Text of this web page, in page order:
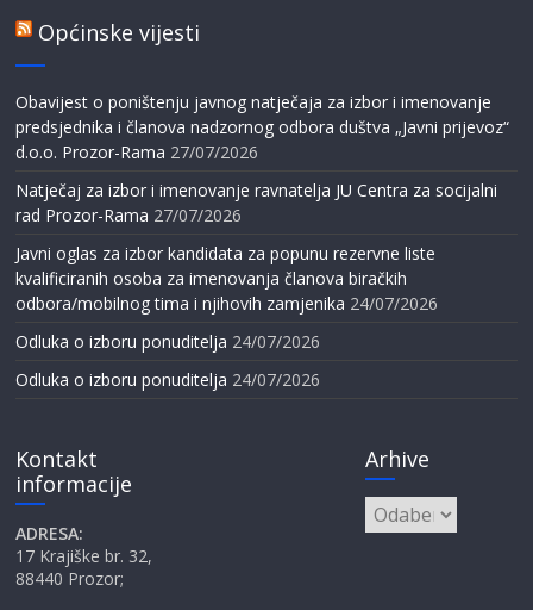
Općinske vijesti
Obavijest o poništenju javnog natječaja za izbor i imenovanje
predsjednika i članova nadzornog odbora duštva „Javni prijevoz“
d.o.o. Prozor-Rama 27/07/2026
Natječaj za izbor i imenovanje ravnatelja JU Centra za socijalni
rad Prozor-Rama 27/07/2026
Javni oglas za izbor kandidata za popunu rezervne liste
kvalificiranih osoba za imenovanja članova biračkih
odbora/mobilnog tima i njihovih zamjenika 24/07/2026
Odluka o izboru ponuditelja 24/07/2026
Odluka o izboru ponuditelja 24/07/2026
Kontakt
informacije
ADRESA:
17 Krajiške br. 32,
88440 Prozor;
Arhive
Arhive